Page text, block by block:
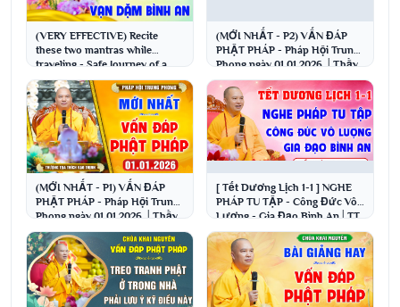
(VERY EFFECTIVE) Recite
these two mantras while
traveling - Safe Journey of a
Thousand Miles │ Ve...
(MỚI NHẤT - P2) VẤN ĐÁP
PHẬT PHÁP - Pháp Hội Trung
Phong ngày 01.01.2026 │Thầy
Thích Đạo Thịnh
(MỚI NHẤT - P1) VẤN ĐÁP
PHẬT PHÁP - Pháp Hội Trung
Phong ngày 01.01.2026 │Thầy
Thích Đạo Thịnh
[ Tết Dương Lịch 1-1 ] NGHE
PHÁP TU TẬP - Công Đức Vô
Lượng - Gia Đạo Bình An│TT.
Thích Đạo Thịnh